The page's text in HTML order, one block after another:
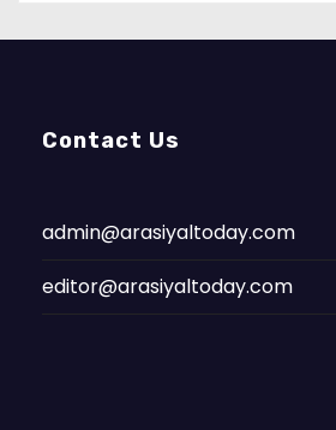
Contact Us
admin@arasiyaltoday.com
editor@arasiyaltoday.com